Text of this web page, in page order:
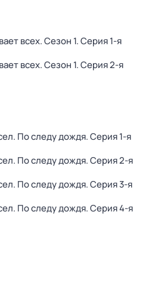
всех. Сезон 1. Серия 1-я
всех. Сезон 1. Серия 2-я
По следу дождя. Серия 1-я
По следу дождя. Серия 2-я
По следу дождя. Серия 3-я
По следу дождя. Серия 4-я